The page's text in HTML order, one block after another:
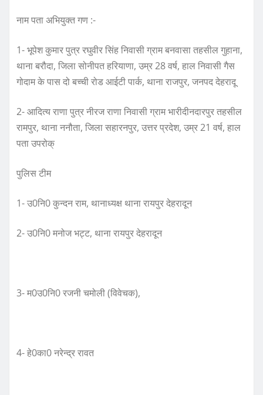
नाम पता अभियुक्त गण :-
1- भूपेश कुमार पुत्र रघुवीर सिंह निवासी ग्राम बनवासा तहसील गुहाना,
थाना बरौदा, जिला सोनीपत हरियाणा, उम्र 28 वर्ष, हाल निवासी गैस
गोदाम के पास दो बच्ची रोड आईटी पार्क, थाना राजपुर, जनपद देहरादू
2- आदित्य राणा पुत्र नीरज राणा निवासी ग्राम भारीदीनदारपुर तहसील
रामपुर, थाना ननौता, जिला सहारनपुर, उत्तर प्रदेश, उम्र 21 वर्ष, हाल
पता उपरोक्
पुलिस टीम
1- उ0नि0 कुन्दन राम, थानाध्यक्ष थाना रायपुर देहरादून
2- उ0नि0 मनोज भट्ट, थाना रायपुर देहरादून
3- म0उ0नि0 रजनी चमोली (विवेचक),
4- हे0का0 नरेन्द्र रावत